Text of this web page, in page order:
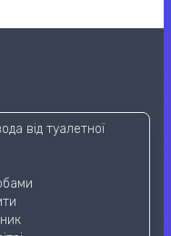
від туалетної